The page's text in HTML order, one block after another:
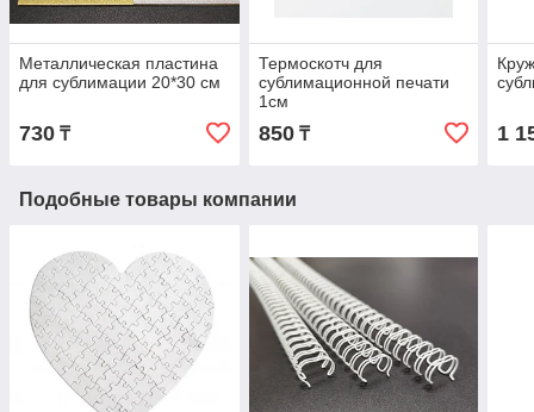
Металлическая пластина
для сублимации 20*30 см
730 ₸
Термоскотч для
сублимационной печати
1см
850₸ 1
Подобные товары компании